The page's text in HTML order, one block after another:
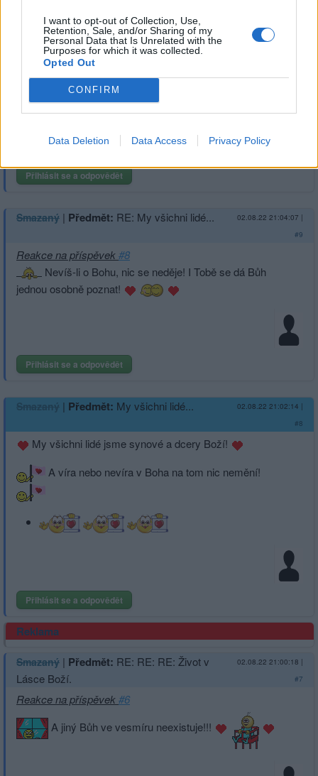
I want to opt-out of Collection, Use,
Retention, Sale, and/or Sharing of my
Personal Data that Is Unrelated with the
Purposes for which it was collected.
Opted Out
CONFIRM
Data Deletion Data Access Privacy Policy
Reakce na příspěvek#9
Vždyť Bůh je vlastním Otcem všech věřících i
nevěřících lidí!
Ano, Bůh je naším vlastním milujícím Tatínkem...
Přihlásit se a odpovědět
Smazaný | Předmět: RE: My všichni lidé... 02.08.22 21:04:07 |
#9
Reakce na příspěvek#8
Nevíš-li o Bohu, nic se neděje! I Tobě se dá Bůh
jednou osobně poznat!
Přihlásit se a odpovědět
Smazaný | Předmět: My všichni lidé... 02.08.22 21:02:14 |
#8
My všichni lidé jsme synové a dcery Boží!
A víra nebo nevíra v Boha na tom nic nemění!
Přihlásit se a odpovědět
Reklama
Smazaný | Předmět: RE: RE: RE: Život v
Lásce Boží.
02.08.22 21:00:18 |
#7
Reakce na příspěvek#6
A jiný Bůh ve vesmíru neexistuje!!!